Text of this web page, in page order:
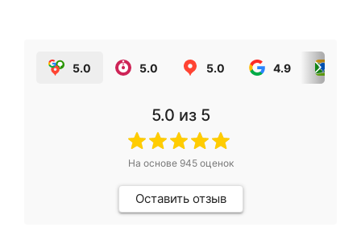
5.0 5.0 5.0 4.9
5.0 из 5
На основе 945оценок
Оставить отзыв